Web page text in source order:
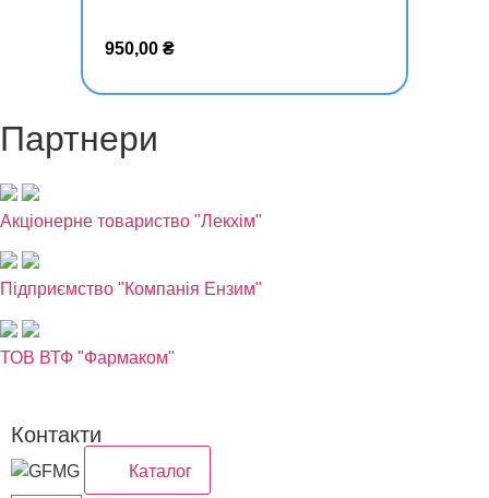
950,00 ₴
Партнери
Акціонерне товариство Лекхім
Підприємство Компанія Ензим
ТОВ ВТФ Фармаком
Контакти
Каталог